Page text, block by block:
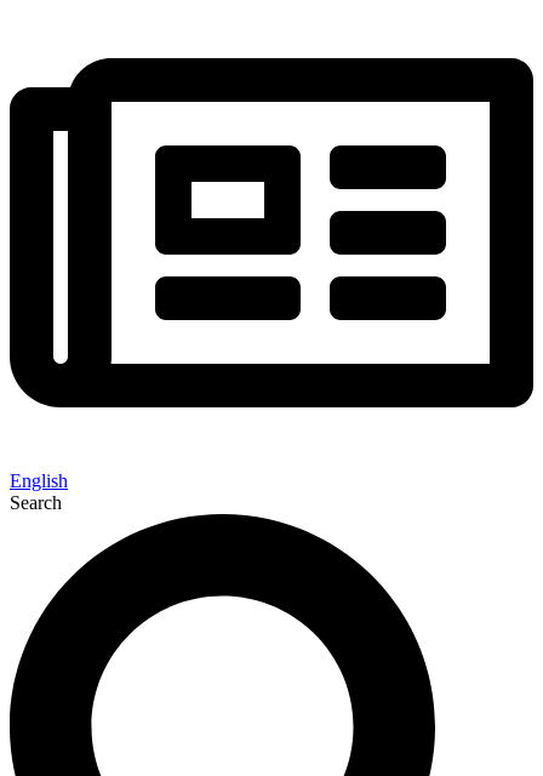
English
Search